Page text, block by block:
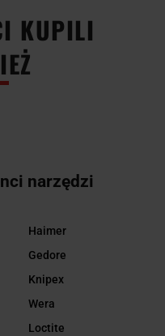
KUPILI
narzędzi
Haimer
Gedore
Knipex
Wera
Loctite